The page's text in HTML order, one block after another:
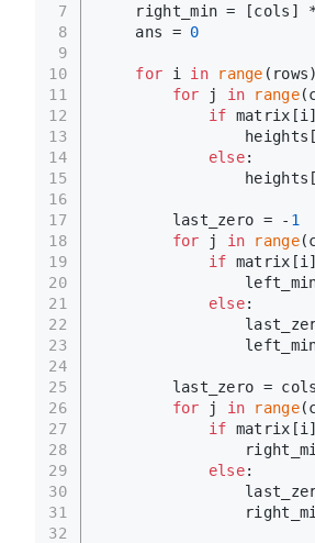
7
8
9
10
11
12
13
14
15
16
17
18
19
20
21
22
23
24
25
26
27
28
29
30
31
32
right_min = [cols]
    ans =
0
for i in range
for j in range
if
else:
        last_zero = -
1
for j in range
if
else:
        last_zero = cols
for j in range
if
else: